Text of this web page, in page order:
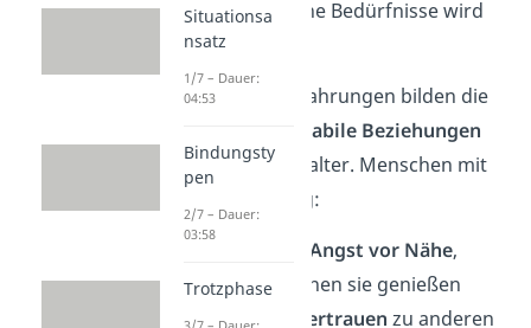
wichtig. Auf meine Bedürfnisse wird
eingegangen.
Diese frühen Erfahrungen bilden die
stabile Beziehungen
im Erwachsenenalter. Menschen mit
sicherer Bindung:
keine Angst vor Nähe,
sondern können sie genießen
entwickeln
Vertrauen zu anderen
Situationsa
nsatz
1/7 – Dauer:
04:53
Bindungsty
pen
2/7 – Dauer:
03:58
Trotzphase